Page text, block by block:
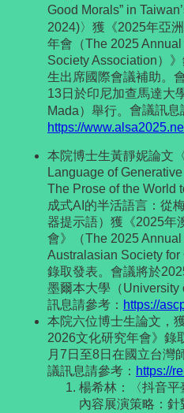
Good Morals” in
2024)〉獲《2025年亞
年會（The 2025
Society Association）
生出席國際會議補助。
13日於印尼加查馬達大
Mada）舉行。 會議訊息
https://www.alsa2025.
本院博士生黃靜妮論文
Language of
The Prose of the World
成式AI的半活語言：從
器提示語）獲《2025年
會》（The 2025
Australasian Society for
錄取發表。會議將於
墨爾本大學（University
訊息請參考： https://
本院六位博士生論文，
2026文化研究年會》錄
月7日至8日在國立台灣
議訊息請參考： https://
楊希林：〈抖音
內容展演策略： 針